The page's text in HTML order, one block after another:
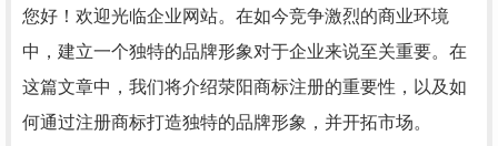
您好！欢迎光临企业网站。在如今竞争激烈的商业环境
中，建立一个独特的品牌形象对于企业来说至关重要。在
这篇文章中，我们将介绍荥阳商标注册的重要性，以及如
何通过注册商标打造独特的品牌形象，并开拓市场。